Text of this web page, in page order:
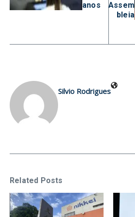
anos
Assem
bleia
Silvio Rodrigues
Related Posts